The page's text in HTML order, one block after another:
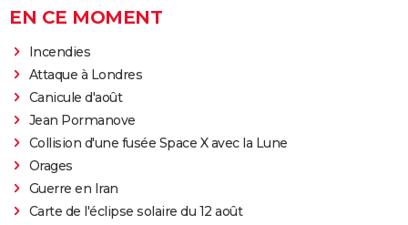
EN CE MOMENT
Incendies
Attaque à Londres
Canicule d'août
Jean Pormanove
Collision d'une fusée Space X avec la Lune
Orages
Guerre en Iran
Carte de l'éclipse solaire du 12 août